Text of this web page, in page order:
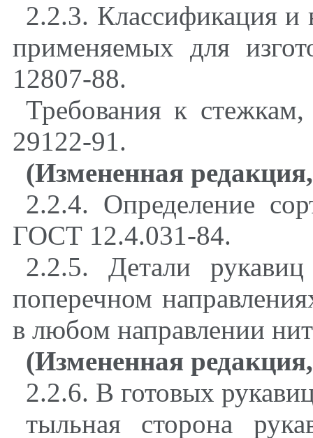
2.2.3. Классификация и
применяемых для
12807-88.
Требования к
29122-91.
(Измененная
2.2.4. Определение
ГОСТ 12.4.031-84.
2.2.5. Детали
поперечном
в любом направлении
(Измененная
2.2.6. В готовых
тыльная сторона